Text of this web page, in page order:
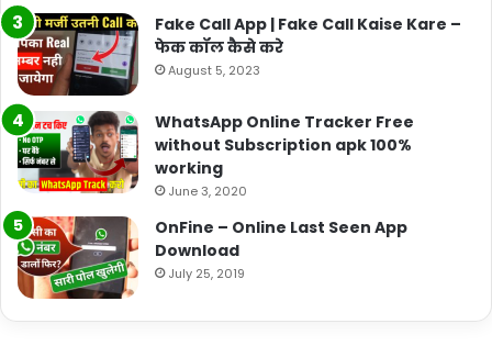
Fake Call App | Fake Call Kaise Kare –
फेक कॉल कैसे करे
August 5, 2023
WhatsApp Online Tracker Free
without Subscription apk 100%
working
June 3, 2020
OnFine – Online Last Seen App
Download
July 25, 2019